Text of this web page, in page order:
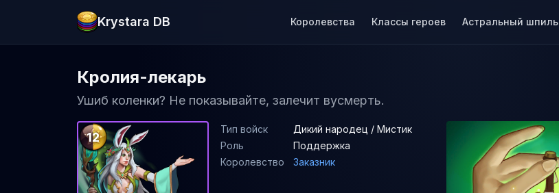
Krystara DB Королевства Классы героев Астральный шпиль
Кролия-лекарь
Ушиб коленки? Не показывайте, залечит вусмерть.
12
Тип войск
Дикий народец / Мистик
Роль
Поддержка
Королевство
Заказник